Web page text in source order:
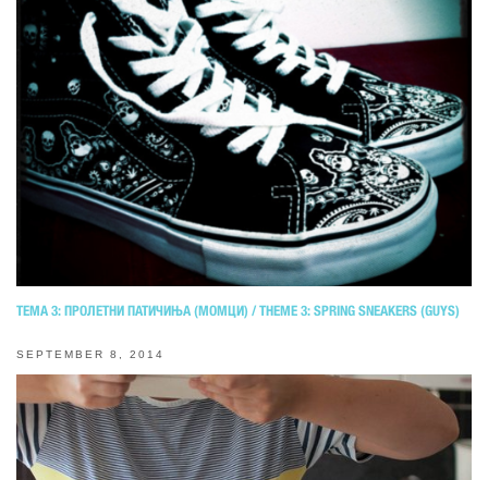
ТЕМА 3: ПРОЛЕТНИ ПАТИЧИЊА (МОМЦИ) / THEME 3: SPRING SNEAKERS (GUYS)
SEPTEMBER 8, 2014